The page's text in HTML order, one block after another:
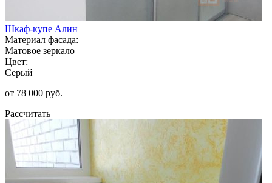
Шкаф-купе Алин
Материал фасада:
Матовое зеркало
Цвет:
Серый
от 78 000 руб.
Рассчитать